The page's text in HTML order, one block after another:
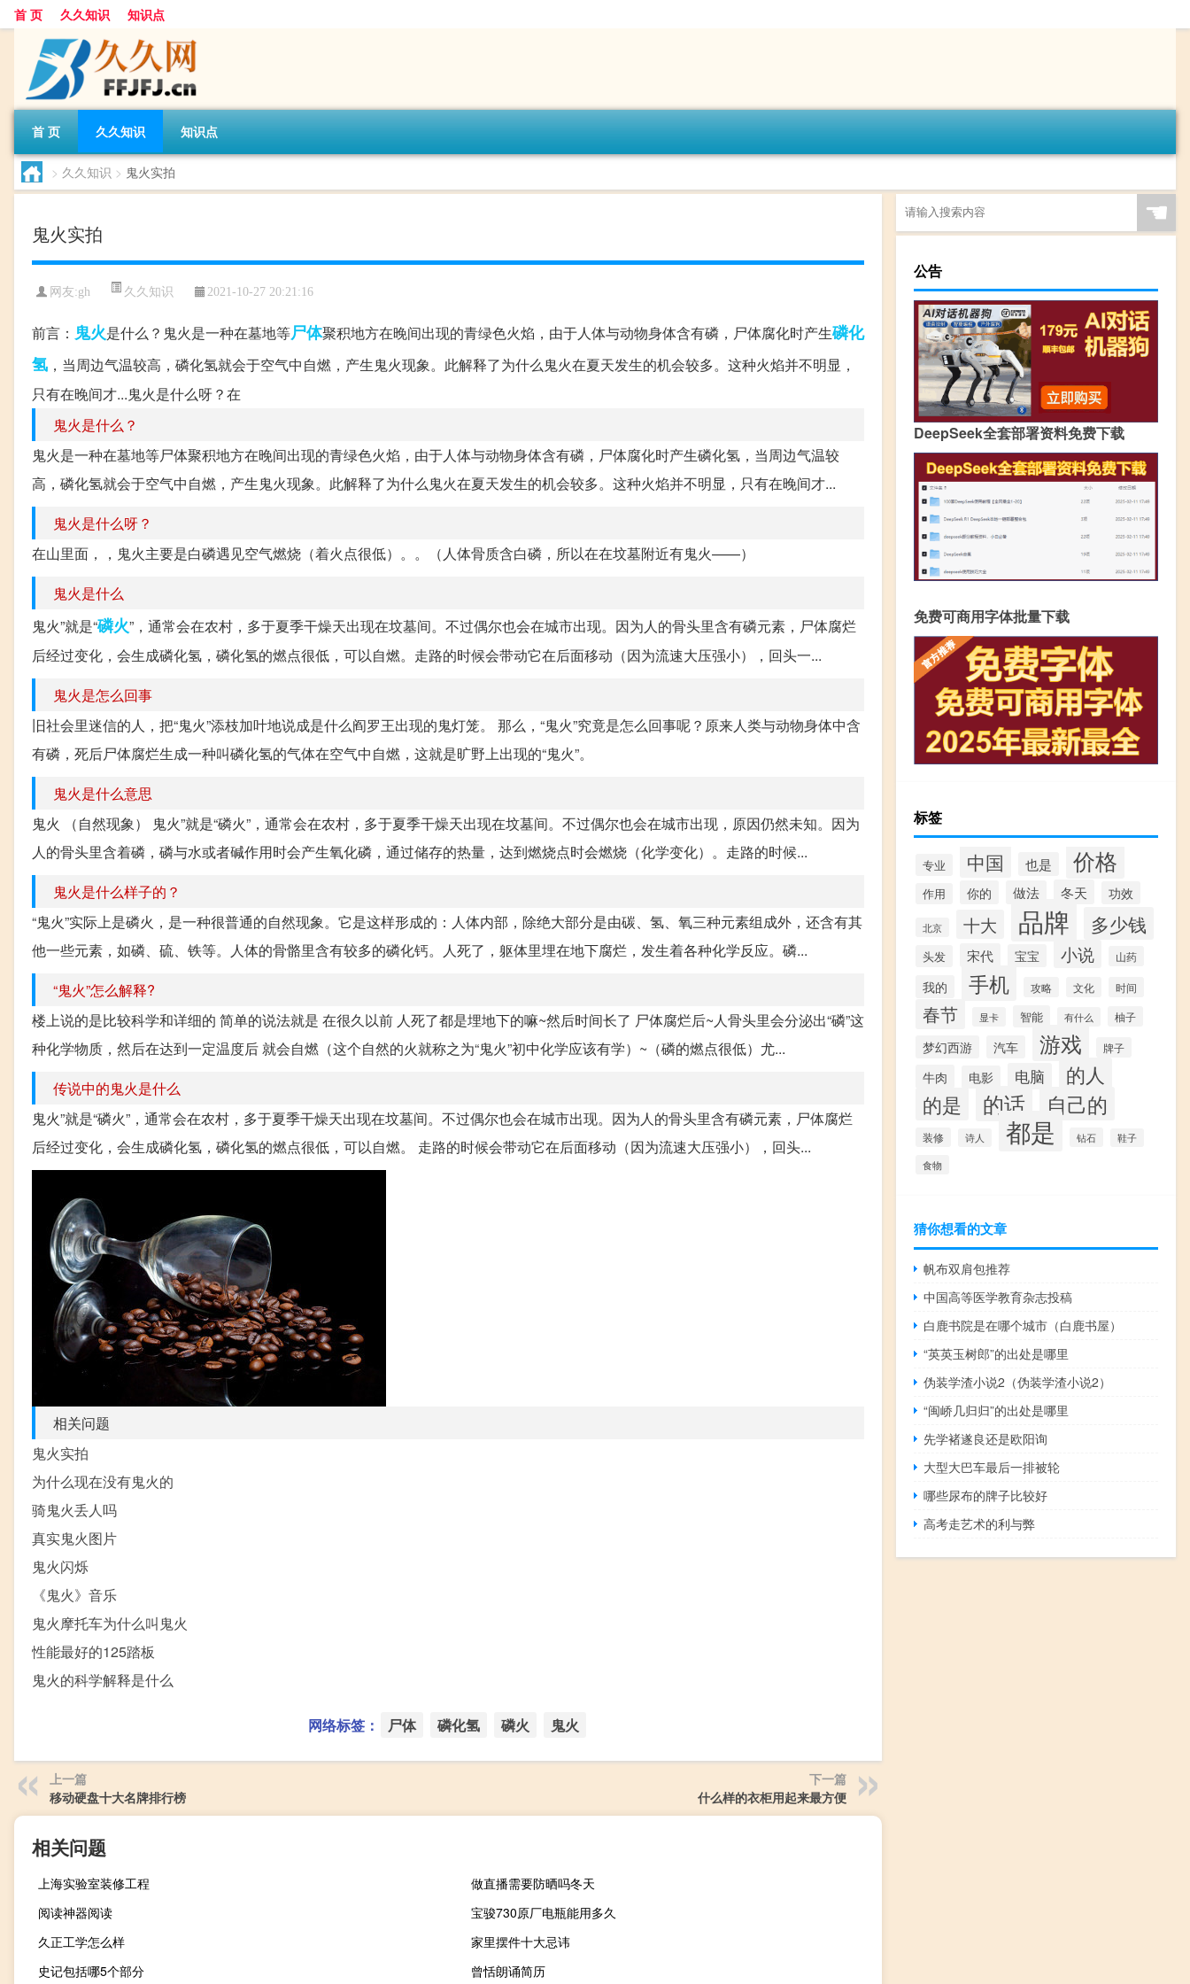
首 页 久久知识 知识点
首 页 久久知识 知识点
> 久久知识 > 鬼火实拍
鬼火实拍
网友:gh 久久知识 2021-10-27 20:21:16
前言： 鬼火是什么？鬼火是一种在墓地等尸体聚积地方在晚间出现的青绿色火焰，由于人体与动物身体含有磷，尸体腐化时产生磷化
氢 ，当周边气温较高，磷化氢就会于空气中自燃，产生鬼火现象。此解释了为什么鬼火在夏天发生的机会较多。这种火焰并不明显，
只有在晚间才...鬼火是什么呀？在
鬼火是什么？
鬼火是一种在墓地等尸体聚积地方在晚间出现的青绿色火焰，由于人体与动物身体含有磷，尸体腐化时产生磷化氢，当周边气温较
高，磷化氢就会于空气中自燃，产生鬼火现象。此解释了为什么鬼火在夏天发生的机会较多。这种火焰并不明显，只有在晚间才...
鬼火是什么呀？
在山里面，，鬼火主要是白磷遇见空气燃烧（着火点很低）。。（人体骨质含白磷，所以在在坟墓附近有鬼火——）
鬼火是什么
鬼火”就是“磷火”，通常会在农村，多于夏季干燥天出现在坟墓间。不过偶尔也会在城市出现。因为人的骨头里含有磷元素，尸体腐烂
后经过变化，会生成磷化氢，磷化氢的燃点很低，可以自燃。走路的时候会带动它在后面移动（因为流速大压强小），回头一...
鬼火是怎么回事
旧社会里迷信的人，把“鬼火”添枝加叶地说成是什么阎罗王出现的鬼灯笼。 那么，“鬼火”究竟是怎么回事呢？原来人类与动物身体中含
有磷，死后尸体腐烂生成一种叫磷化氢的气体在空气中自燃，这就是旷野上出现的“鬼火”。
鬼火是什么意思
鬼火 （自然现象） 鬼火”就是“磷火”，通常会在农村，多于夏季干燥天出现在坟墓间。不过偶尔也会在城市出现，原因仍然未知。因为
人的骨头里含着磷，磷与水或者碱作用时会产生氧化磷，通过储存的热量，达到燃烧点时会燃烧（化学变化）。走路的时候...
鬼火是什么样子的？
“鬼火”实际上是磷火，是一种很普通的自然现象。它是这样形成的：人体内部，除绝大部分是由碳、氢、氧三种元素组成外，还含有其
他一些元素，如磷、硫、铁等。人体的骨骼里含有较多的磷化钙。人死了，躯体里埋在地下腐烂，发生着各种化学反应。磷...
“鬼火”怎么解释?
楼上说的是比较科学和详细的 简单的说法就是 在很久以前 人死了都是埋地下的嘛~然后时间长了 尸体腐烂后~人骨头里会分泌出“磷”这
种化学物质，然后在达到一定温度后 就会自燃（这个自然的火就称之为“鬼火”初中化学应该有学）~（磷的燃点很低）尤...
传说中的鬼火是什么
鬼火”就是“磷火”，通常会在农村，多于夏季干燥天出现在坟墓间。不过偶尔也会在城市出现。因为人的骨头里含有磷元素，尸体腐烂
后经过变化，会生成磷化氢，磷化氢的燃点很低，可以自燃。 走路的时候会带动它在后面移动（因为流速大压强小），回头...
相关问题
鬼火实拍
为什么现在没有鬼火的
骑鬼火丢人吗
真实鬼火图片
鬼火闪烁
《鬼火》音乐
鬼火摩托车为什么叫鬼火
性能最好的125踏板
鬼火的科学解释是什么
网络标签： 尸体 磷化氢 磷火 鬼火
上一篇
移动硬盘十大名牌排行榜
下一篇
什么样的衣柜用起来最方便
相关问题
上海实验室装修工程
做直播需要防晒吗冬天
阅读神器阅读
宝骏730原厂电瓶能用多久
久正工学怎么样
家里摆件十大忌讳
史记包括哪5个部分
曾恬朗诵简历
☚
公告
DeepSeek全套部署资料免费下载
免费可商用字体批量下载
标签
专业 中国 也是 价格
作用 你的 做法 冬天 功效
北京 十大 品牌 多少钱
头发 宋代 宝宝 小说 山药
我的 手机 攻略 文化 时间
春节 显卡 智能 有什么 柚子
梦幻西游 汽车 游戏 牌子
牛肉 电影 电脑
的人
的是
的话 自己的
装修 诗人 都是 钻石 鞋子
食物
猜你想看的文章
帆布双肩包推荐
中国高等医学教育杂志投稿
白鹿书院是在哪个城市（白鹿书屋）
“英英玉树郎”的出处是哪里
伪装学渣小说2（伪装学渣小说2）
“闽峤几归归”的出处是哪里
先学褚遂良还是欧阳询
大型大巴车最后一排被轮
哪些尿布的牌子比较好
高考走艺术的利与弊